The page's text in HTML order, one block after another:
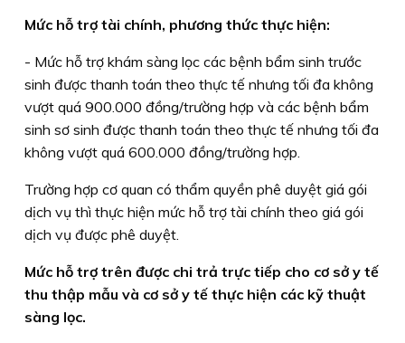
Mức hỗ trợ tài chính, phương thức thực hiện:
- Mức hỗ trợ khám sàng lọc các bệnh bẩm sinh trước
sinh được thanh toán theo thực tế nhưng tối đa không
vượt quá 900.000 đồng/trường hợp và các bệnh bẩm
sinh sơ sinh được thanh toán theo thực tế nhưng tối đa
không vượt quá 600.000 đồng/trường hợp.
Trường hợp cơ quan có thẩm quyền phê duyệt giá gói
dịch vụ thì thực hiện mức hỗ trợ tài chính theo giá gói
dịch vụ được phê duyệt.
Mức hỗ trợ trên được chi trả trực tiếp cho cơ sở y tế
thu thập mẫu và cơ sở y tế thực hiện các kỹ thuật
sàng lọc.